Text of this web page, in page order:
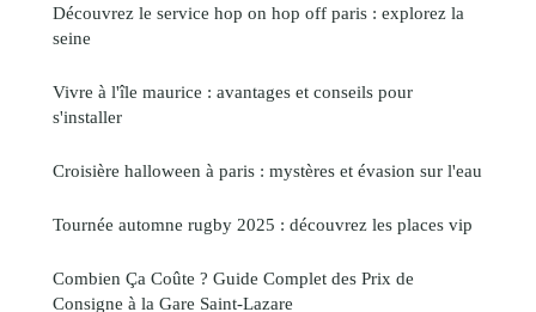
Découvrez le service hop on hop off paris : explorez la
seine
Vivre à l'île maurice : avantages et conseils pour
s'installer
Croisière halloween à paris : mystères et évasion sur l'eau
Tournée automne rugby 2025 : découvrez les places vip
Combien Ça Coûte ? Guide Complet des Prix de
Consigne à la Gare Saint-Lazare